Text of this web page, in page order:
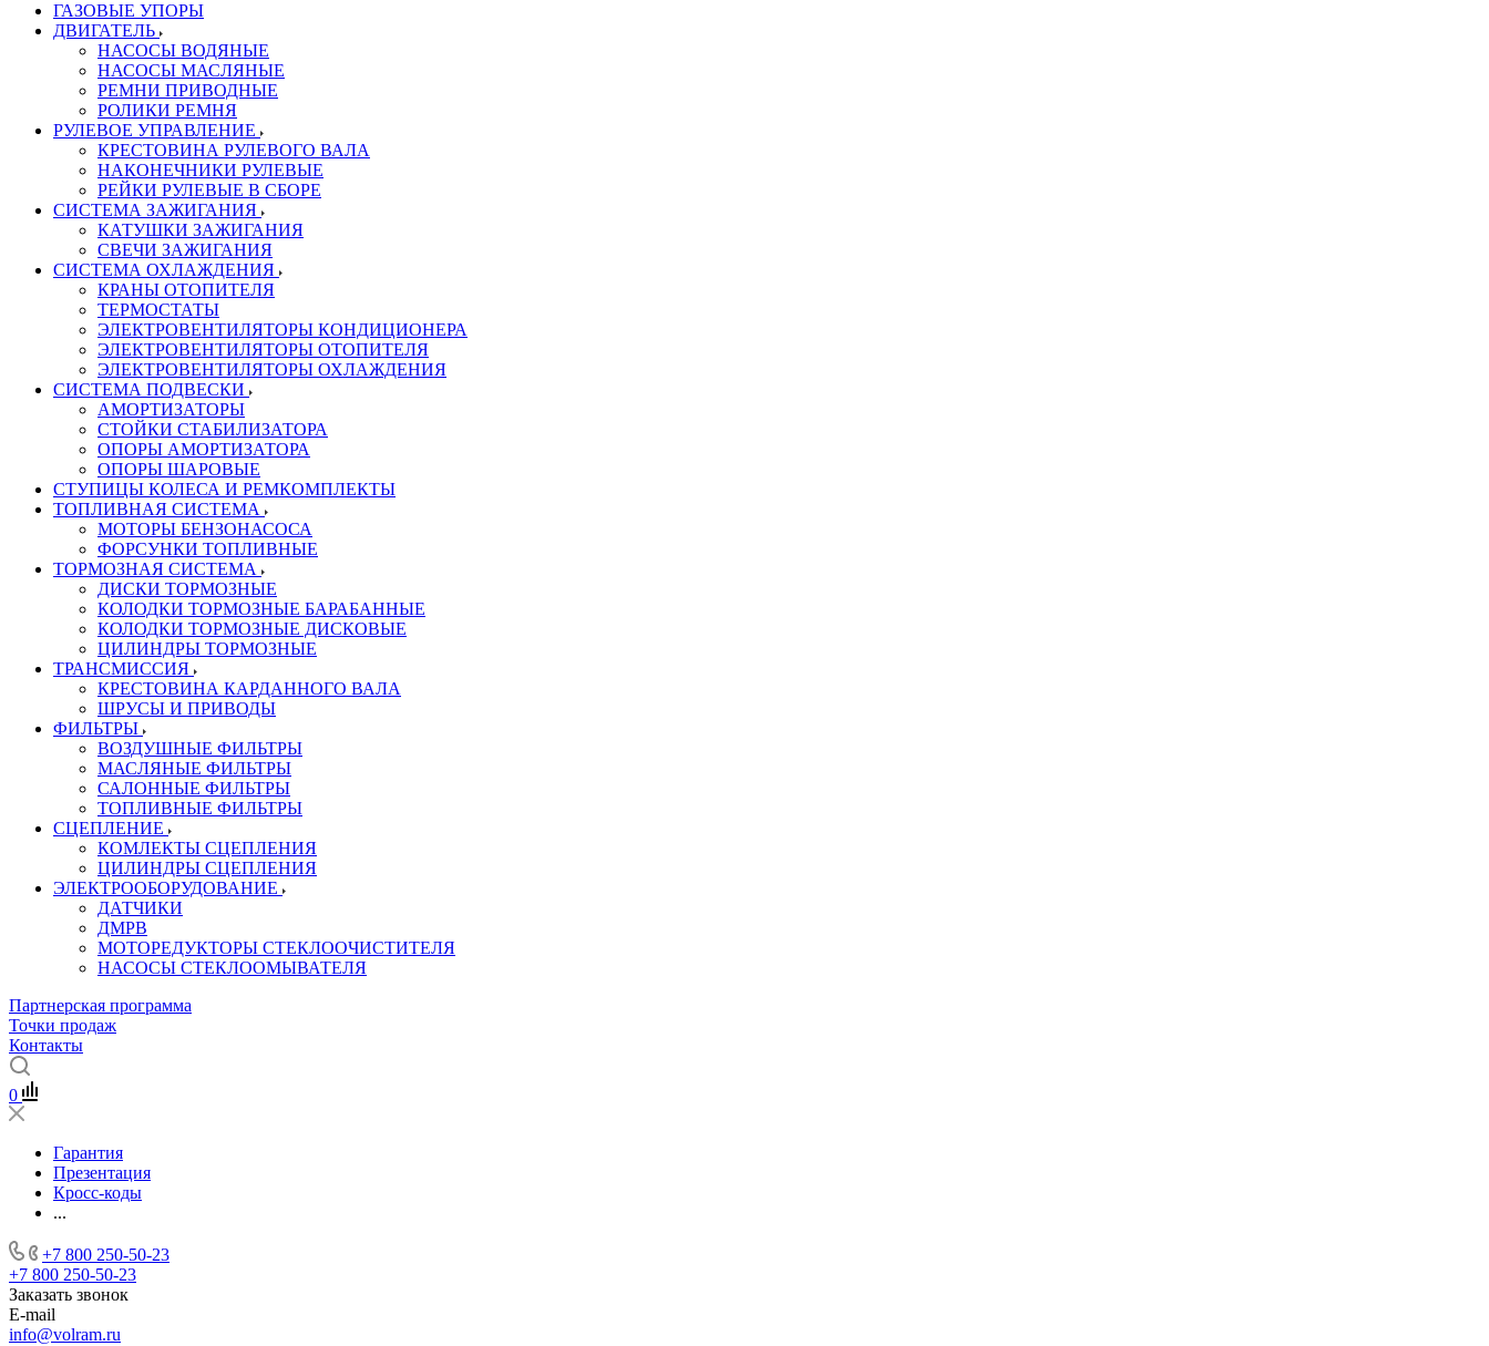
ГАЗОВЫЕ УПОРЫ
ДВИГАТЕЛЬ
НАСОСЫ ВОДЯНЫЕ
НАСОСЫ МАСЛЯНЫЕ
РЕМНИ ПРИВОДНЫЕ
РОЛИКИ РЕМНЯ
РУЛЕВОЕ УПРАВЛЕНИЕ
КРЕСТОВИНА РУЛЕВОГО ВАЛА
НАКОНЕЧНИКИ РУЛЕВЫЕ
РЕЙКИ РУЛЕВЫЕ В СБОРЕ
СИСТЕМА ЗАЖИГАНИЯ
КАТУШКИ ЗАЖИГАНИЯ
СВЕЧИ ЗАЖИГАНИЯ
СИСТЕМА ОХЛАЖДЕНИЯ
КРАНЫ ОТОПИТЕЛЯ
ТЕРМОСТАТЫ
ЭЛЕКТРОВЕНТИЛЯТОРЫ КОНДИЦИОНЕРА
ЭЛЕКТРОВЕНТИЛЯТОРЫ ОТОПИТЕЛЯ
ЭЛЕКТРОВЕНТИЛЯТОРЫ ОХЛАЖДЕНИЯ
СИСТЕМА ПОДВЕСКИ
АМОРТИЗАТОРЫ
СТОЙКИ СТАБИЛИЗАТОРА
ОПОРЫ АМОРТИЗАТОРА
ОПОРЫ ШАРОВЫЕ
СТУПИЦЫ КОЛЕСА И РЕМКОМПЛЕКТЫ
ТОПЛИВНАЯ СИСТЕМА
МОТОРЫ БЕНЗОНАСОСА
ФОРСУНКИ ТОПЛИВНЫЕ
ТОРМОЗНАЯ СИСТЕМА
ДИСКИ ТОРМОЗНЫЕ
КОЛОДКИ ТОРМОЗНЫЕ БАРАБАННЫЕ
КОЛОДКИ ТОРМОЗНЫЕ ДИСКОВЫЕ
ЦИЛИНДРЫ ТОРМОЗНЫЕ
ТРАНСМИССИЯ
КРЕСТОВИНА КАРДАННОГО ВАЛА
ШРУСЫ И ПРИВОДЫ
ФИЛЬТРЫ
ВОЗДУШНЫЕ ФИЛЬТРЫ
МАСЛЯНЫЕ ФИЛЬТРЫ
САЛОННЫЕ ФИЛЬТРЫ
ТОПЛИВНЫЕ ФИЛЬТРЫ
СЦЕПЛЕНИЕ
КОМЛЕКТЫ СЦЕПЛЕНИЯ
ЦИЛИНДРЫ СЦЕПЛЕНИЯ
ЭЛЕКТРООБОРУДОВАНИЕ
ДАТЧИКИ
ДМРВ
МОТОРЕДУКТОРЫ СТЕКЛООЧИСТИТЕЛЯ
НАСОСЫ СТЕКЛООМЫВАТЕЛЯ
Партнерская программа
Точки продаж
Контакты
0
Гарантия
Презентация
Кросс-коды
...
+7 800 250-50-23
+7 800 250-50-23
Заказать звонок
E-mail
info@volram.ru